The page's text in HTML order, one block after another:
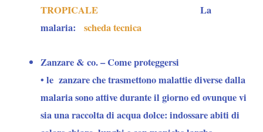
TROPICALE La
malaria:scheda tecnica
Zanzare & co. – Come proteggersi
• lezanzareche trasmettono malattie diverse dalla
malaria sono attive durante il giorno ed ovunque vi
sia una raccolta di acqua dolce: indossare abiti di